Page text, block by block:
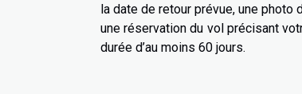
la date de retour prévue, une photo
une réservation du vol précisant
durée d’au moins 60 jours.